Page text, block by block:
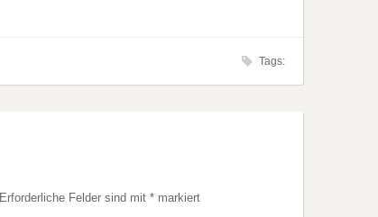
Tags:
Erforderliche Felder sind mit * markiert